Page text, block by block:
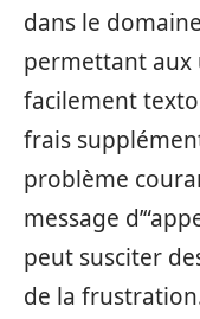
dans le
permettant aux
facilement
frais
problème
message
peut susciter
de la